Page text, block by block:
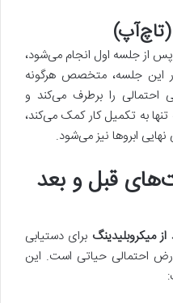
که معمولاً ۴ تا ۶ هفته پس از جلسه اول انجام می‌شود،
این جلسه، متخصص هرگونه
احتمالی را برطرف می‌کند و
تنها به تکمیل کار کمک می‌کند،
ابروها نیز می‌شود.
قبل و بعد
میکروبلیدینگ برای دستیابی
احتمالی حیاتی است. این